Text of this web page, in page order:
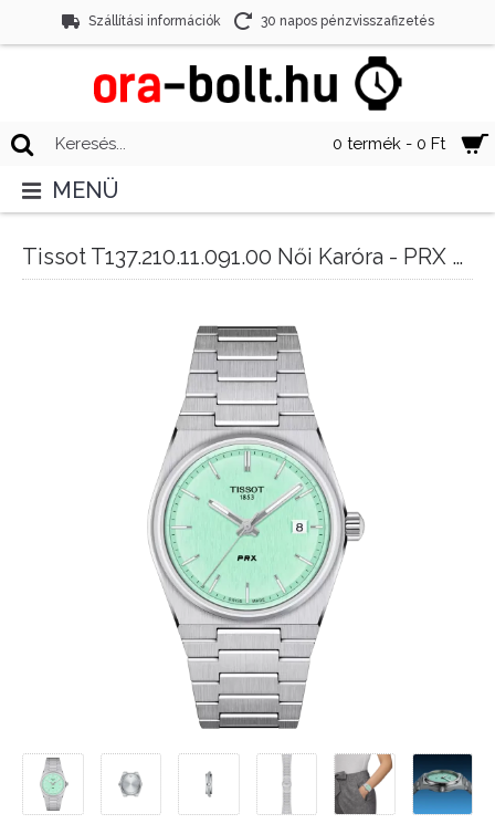
Szállítási információk 30 napos pénzvisszafizetés
0 termék - 0 Ft
MENÜ
Tissot T137.210.11.091.00 Női Karóra - PRX Quartz 35mm